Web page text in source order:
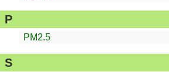
P
PM2.5
S